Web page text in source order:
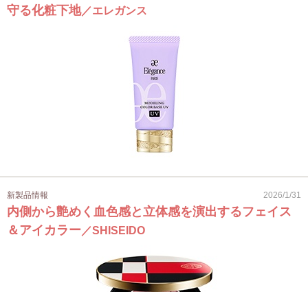
守る化粧下地／エレガンス
新製品情報 2026/1/31
内側から艶めく血色感と立体感を演出するフェイス
＆アイカラー ／SHISEIDO